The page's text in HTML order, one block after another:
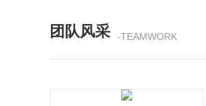
团队风采 -TEAMWORK